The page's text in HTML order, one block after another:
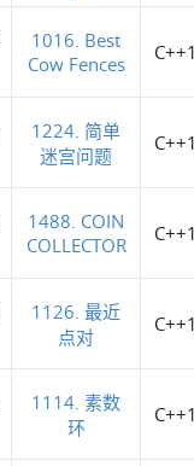
1016. Best
Cow Fences
1224. 简单
迷宫问题
1488. COIN
COLLECTOR
1126. 最近
点对
1114. 素数
环